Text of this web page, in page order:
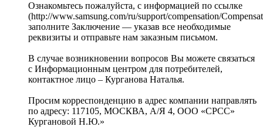
Ознакомьтесь пожалуйста, с информацией по ссылке
(http://www.samsung.com/ru/support/compensation/
заполните Заключение — указав все необходимые
реквизиты и отправьте нам заказным письмом.
В случае возникновении вопросов Вы можете связаться
с Информационным центром для потребителей,
контактное лицо – Курганова Наталья.
Просим корреспонденцию в адрес компании направлять
по адресу: 117105, МОСКВА, А/Я 4, ООО «СРСС»
Кургановой Н.Ю.»